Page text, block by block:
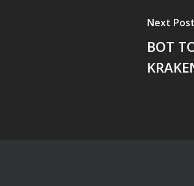
Next Post
BOT